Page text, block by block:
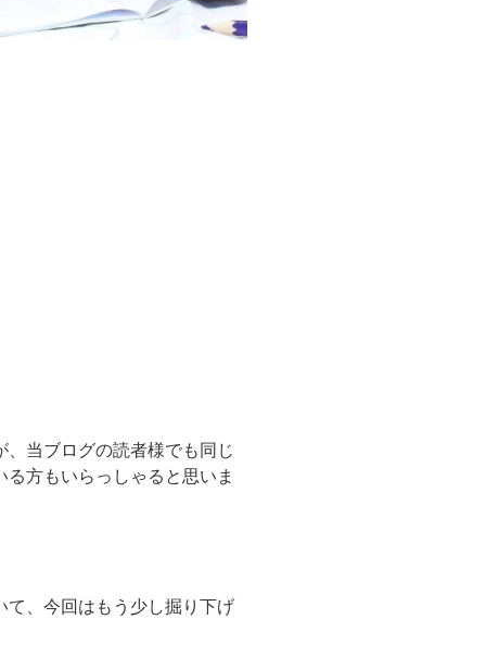
当ブログの読者様でも同じ
方もいらっしゃると思いま
て、今回はもう少し掘り下げ